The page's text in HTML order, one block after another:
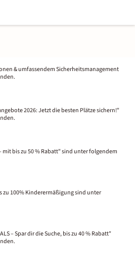
& umfassendem Sicherheitsmanagement
2026: Jetzt die besten Plätze sichern!"
bis zu 50 % Rabatt" sind unter folgendem
zu 100% Kinderermäßigung sind unter
– Spar dir die Suche, bis zu 40 % Rabatt"